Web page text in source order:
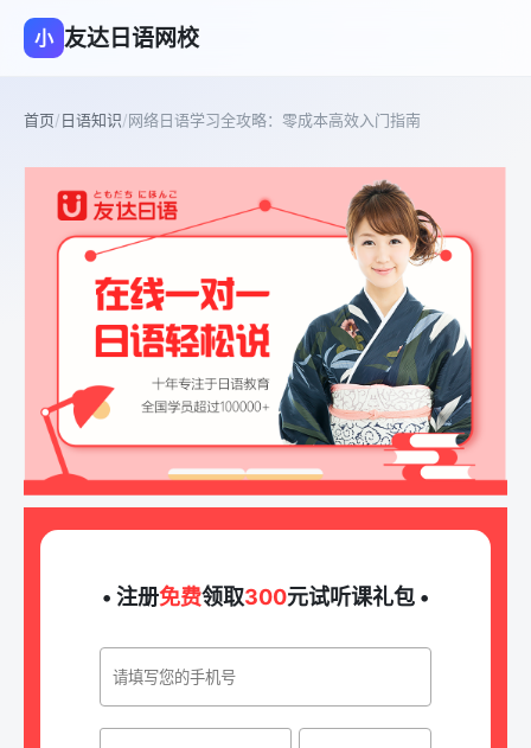
小 友达日语网校
首页/日语知识/网络日语学习全攻略：零成本高效入门指南
• 注册免费领取300元试听课礼包 •